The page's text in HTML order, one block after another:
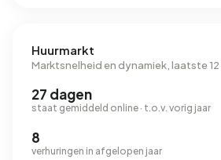
Huurmarkt
Marktsnelheid en dynamiek, laatste
27 dagen
staat gemiddeld online · t.o.v. vorig jaar
8
verhuringen in afgelopen jaar